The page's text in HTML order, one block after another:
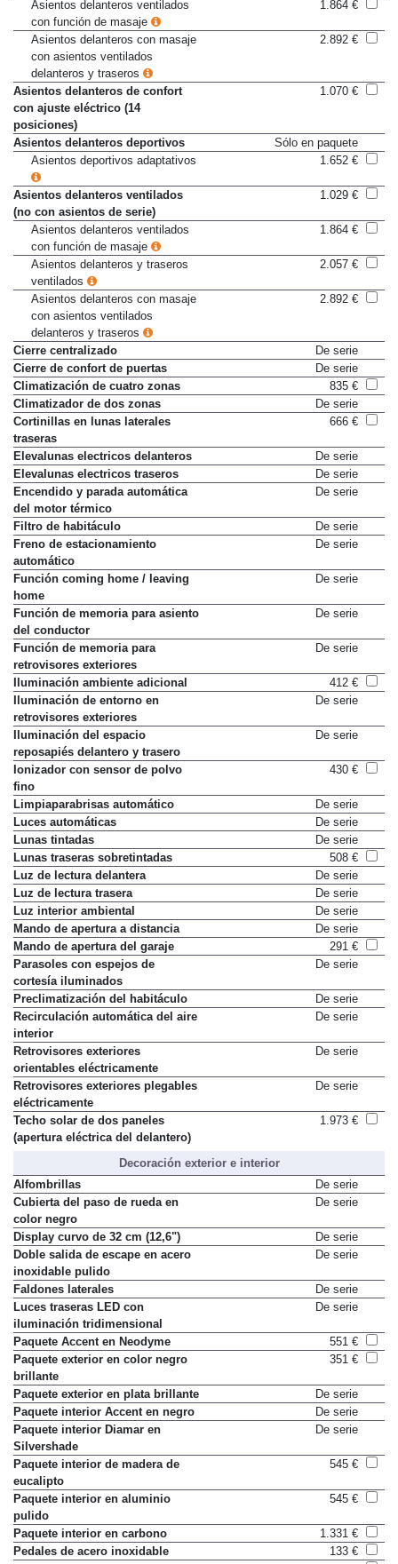
Asientos delanteros ventilados
con función de masaje
1.864 €
Asientos delanteros con masaje
con asientos ventilados
delanteros y traseros
2.892 €
Asientos delanteros de confort
con ajuste eléctrico (14
posiciones)
1.070 €
Asientos delanteros deportivos
Sólo en paquete
Asientos deportivos adaptativos
1.652 €
Asientos delanteros ventilados
(no con asientos de serie)
1.029 €
Asientos delanteros ventilados
con función de masaje
1.864 €
Asientos delanteros y traseros
ventilados
2.057 €
Asientos delanteros con masaje
con asientos ventilados
delanteros y traseros
2.892 €
Cierre centralizado
De serie
Cierre de confort de puertas
De serie
Climatización de cuatro zonas
835 €
Climatizador de dos zonas
De serie
Cortinillas en lunas laterales
traseras
666 €
Elevalunas electricos delanteros
De serie
Elevalunas electricos traseros
De serie
Encendido y parada automática
del motor térmico
De serie
Filtro de habitáculo
De serie
Freno de estacionamiento
automático
De serie
Función coming home / leaving
home
De serie
Función de memoria para asiento
del conductor
De serie
Función de memoria para
retrovisores exteriores
De serie
Iluminación ambiente adicional
412 €
Iluminación de entorno en
retrovisores exteriores
De serie
Iluminación del espacio
reposapiés delantero y trasero
De serie
Ionizador con sensor de polvo
fino
430 €
Limpiaparabrisas automático
De serie
Luces automáticas
De serie
Lunas tintadas
De serie
Lunas traseras sobretintadas
508 €
Luz de lectura delantera
De serie
Luz de lectura trasera
De serie
Luz interior ambiental
De serie
Mando de apertura a distancia
De serie
Mando de apertura del garaje
291 €
Parasoles con espejos de
cortesía iluminados
De serie
Preclimatización del habitáculo
De serie
Recirculación automática del aire
interior
De serie
Retrovisores exteriores
orientables eléctricamente
De serie
Retrovisores exteriores plegables
eléctricamente
De serie
Techo solar de dos paneles
(apertura eléctrica del delantero)
1.973 €
Decoración exterior e interior
Alfombrillas
De serie
Cubierta del paso de rueda en
color negro
De serie
Display curvo de 32 cm (12,6")
De serie
Doble salida de escape en acero
inoxidable pulido
De serie
Faldones laterales
De serie
Luces traseras LED con
iluminación tridimensional
De serie
Paquete Accent en Neodyme
551 €
Paquete exterior en color negro
brillante
351 €
Paquete exterior en plata brillante
De serie
Paquete interior Accent en negro
De serie
Paquete interior Diamar en
Silvershade
De serie
Paquete interior de madera de
eucalipto
545 €
Paquete interior en aluminio
pulido
545 €
Paquete interior en carbono
1.331 €
Pedales de acero inoxidable
133 €